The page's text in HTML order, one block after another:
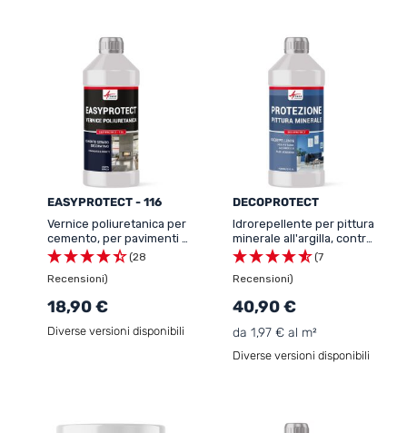
EASYPROTECT - 116
Vernice poliuretanica per
cemento, per pavimenti e
pareti - EASYPROTECT -
116
(28
Recensioni)
18,90 €
Diverse versioni disponibili
DECOPROTECT
Idrorepellente per pittura
minerale all'argilla, contro
acqua e grasso -
DECOPROTECT
(7
Recensioni)
40,90 €
da 1,97 € al m²
Diverse versioni disponibili